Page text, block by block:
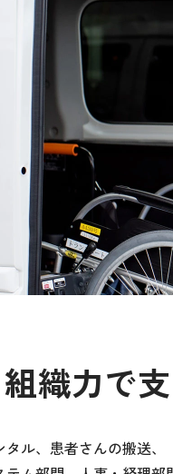
織力で
ル、患者さんの搬送、